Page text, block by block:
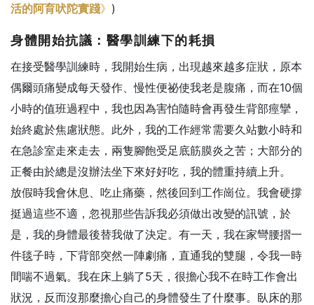
活的阿育吠陀實踐》 )
身體開始抗議：醫學訓練下的耗損
在接受醫學訓練時，我開始生病，出現越來越多症狀，原本
偶爾頭痛變成每天發作、慢性便祕使我老是腹痛，而在10個
小時的值班過程中，我也因為害怕隨時會再發生背部痙攣，
始終處於焦慮狀態。此外，我的工作經常需要久站數小時和
在急診室走來走去，兩隻腳飽受足底筋膜炎之苦；大部分的
正餐由於總是沒辦法坐下來好好吃，我的體重持續上升。
放假時我會休息、吃止痛藥，然後回到工作崗位。我會硬撐
挺過這些不適，忽視那些告訴我必須做出改變的訊號，於
是，我的身體最後替我做了決定。有一天，我在家彎腰摺一
件毯子時，下背部突然一陣劇痛，直通我的雙腿，令我一時
間喘不過氣。我在床上躺了5天，很擔心我不在時工作會出
狀況，反而沒那麼擔心自己的身體發生了什麼事。臥床的那